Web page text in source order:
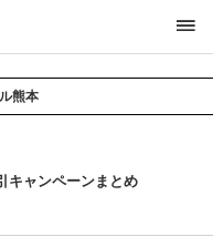
熊本
キャンペーンまとめ